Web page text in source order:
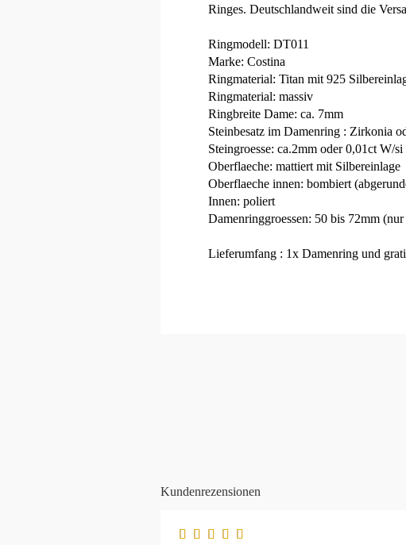
Ringes. Deutschlandweit sind die
Ringmodell: DT011
Marke: Costina
Ringmaterial: Titan mit 925
Ringmaterial: massiv
Ringbreite Dame: ca. 7mm
Steinbesatz im Damenring : Zirkonia
Steingroesse: ca.2mm oder 0,01ct W/si
Oberflaeche: mattiert mit Silbereinlage
Oberflaeche innen: bombiert
Innen: poliert
Damenringgroessen: 50 bis 72mm
Lieferumfang : 1x Damenring und
Kundenrezensionen